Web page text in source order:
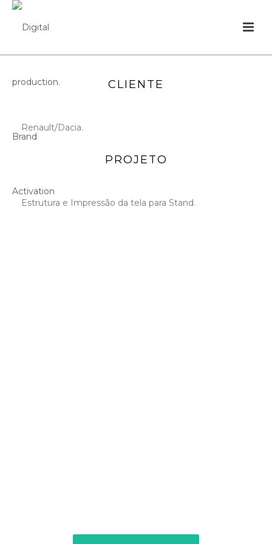
CLIENTE
Renault/Dacia.
PROJETO
Estrutura e Impressão da tela para Stand.